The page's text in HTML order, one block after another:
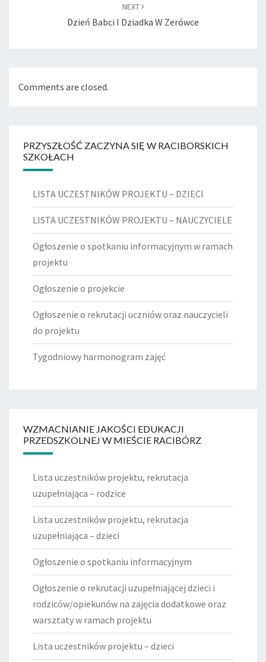
NEXT
Dzień Babci I Dziadka W Zerówce
Comments are closed.
PRZYSZŁOŚĆ ZACZYNA SIĘ W RACIBORSKICH
SZKOŁACH
LISTA UCZESTNIKÓW PROJEKTU – DZIECI
LISTA UCZESTNIKÓW PROJEKTU – NAUCZYCIELE
Ogłoszenie o spotkaniu informacyjnym w ramach
projektu
Ogłoszenie o projekcie
Ogłoszenie o rekrutacji uczniów oraz nauczycieli
do projektu
Tygodniowy harmonogram zajęć
WZMACNIANIE JAKOŚCI EDUKACJI
PRZEDSZKOLNEJ W MIEŚCIE RACIBÓRZ
Lista uczestników projektu, rekrutacja
uzupełniająca – rodzice
Lista uczestników projektu, rekrutacja
uzupełniająca – dzieci
Ogłoszenie o spotkaniu informacyjnym
Ogłoszenie o rekrutacji uzupełniającej dzieci i
rodziców/opiekunów na zajęcia dodatkowe oraz
warsztaty w ramach projektu
Lista uczestników projektu – dzieci